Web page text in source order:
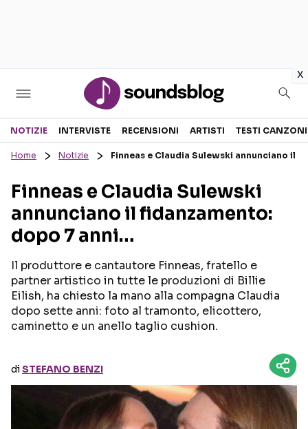
x
Sezioni
RECENSIONI MUSICALI
INTERVISTE
GOSSIP E CURIOSITÀ
TESTI CANZONI
TOUR ED EVENTI
NOTIZIE INTERVISTE RECENSIONI ARTISTI TESTI CANZONI
Home Notizie Finneas e Claudia Sulewski annunciano il
Finneas e Claudia Sulewski
annunciano il fidanzamento:
dopo 7 anni…
Il produttore e cantautore Finneas, fratello e
partner artistico in tutte le produzioni di Billie
Eilish, ha chiesto la mano alla compagna Claudia
dopo sette anni: foto al tramonto, elicottero,
caminetto e un anello taglio cushion.
diSTEFANO BENZI